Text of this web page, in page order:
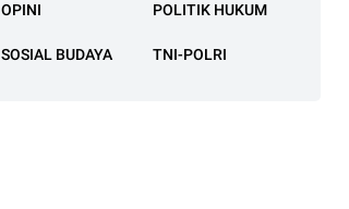
OPINI POLITIK HUKUM
SOSIAL BUDAYA TNI-POLRI